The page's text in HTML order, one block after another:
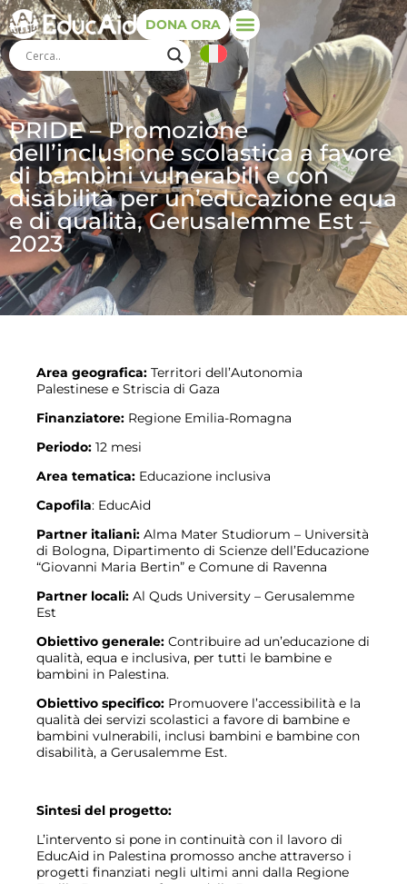
DONA ORA
PRIDE – Promozione
dell’inclusione scolastica a favore
di bambini vulnerabili e con
disabilità per un’educazione equa
e di qualità, Gerusalemme Est –
2023
Area geografica: Territori dell’Autonomia
Palestinese e Striscia di Gaza
Finanziatore: Regione Emilia-Romagna
Periodo: 12 mesi
Area tematica: Educazione inclusiva
Capofila: EducAid
Partner italiani: Alma Mater Studiorum – Università
di Bologna, Dipartimento di Scienze dell’Educazione
“Giovanni Maria Bertin” e Comune di Ravenna
Partner locali: Al Quds University – Gerusalemme
Est
Obiettivo generale: Contribuire ad un’educazione di
qualità, equa e inclusiva, per tutti le bambine e
bambini in Palestina.
Obiettivo specifico: Promuovere l’accessibilità e la
qualità dei servizi scolastici a favore di bambine e
bambini vulnerabili, inclusi bambini e bambine con
disabilità, a Gerusalemme Est.
Sintesi del progetto:
L’intervento si pone in continuità con il lavoro di
EducAid in Palestina promosso anche attraverso i
progetti finanziati negli ultimi anni dalla Regione